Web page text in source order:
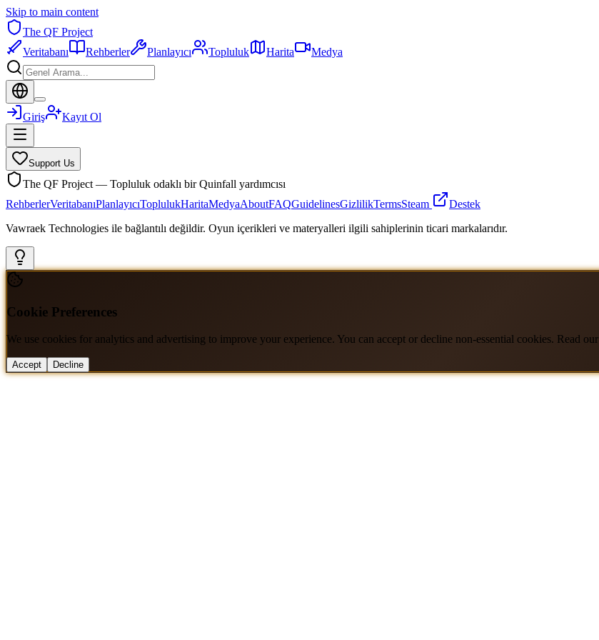
Skip to main content
The QF Project
Veritabanı
Rehberler Planlayıcı Topluluk Harita Medya
Giriş Kayıt Ol
Support Us
The QF Project — Topluluk odaklı bir Quinfall yardımcısı
RehberlerVeritabanıPlanlayıcıToplulukHaritaMedyaAboutFAQGuidelinesGizlilikTermsSteam
Destek
Vawraek Technologies ile bağlantılı değildir. Oyun içerikleri ve materyalleri ilgili sahiplerinin ticari markalarıdır.
Cookie Preferences
We use cookies for analytics and advertising to improve your experience. You can accept or decline non-essential cookies. Read our
Accept Decline